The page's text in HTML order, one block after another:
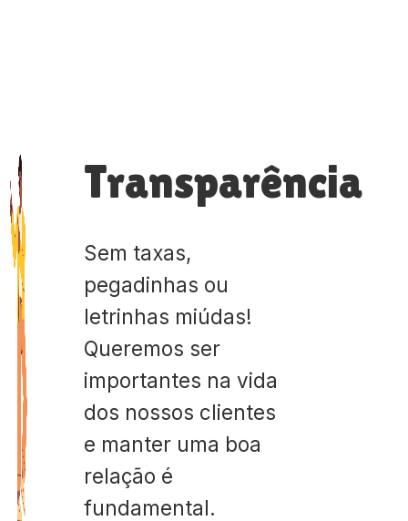
Transparência
Sem taxas,
pegadinhas ou
letrinhas miúdas!
Queremos ser
importantes na vida
dos nossos clientes
e manter uma boa
relação é
fundamental.